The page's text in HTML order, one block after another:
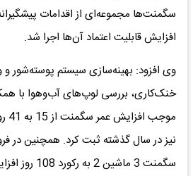
سگمنت‌ها مجموعه‌ای از اقدامات
افزایش قابلیت اعتماد آن‌ها اجرا شد.
وی افزود: بهینه‌سازی سیستم پوسته‌شور
خنک‌کاری، بررسی لوپ‌های آب‌وهوا با
نیز در سال گذشته ثبت کرد. همچنین در
سگمنت 3